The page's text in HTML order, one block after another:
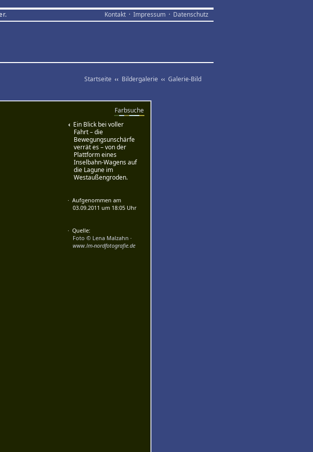
Kontakt · Impressum · Datenschutz
Startseite ‹‹ Bildergalerie ‹‹ Galerie-Bild
Farbsuche
‹ Ein Blick bei voller
Fahrt – die
Bewegungs­unschärfe
verrät es – von der
Plattform eines
Inselbahn-Wagens auf
die Lagune im
Westaußengroden.
· Aufgenommen am
03.09.2011 um 18:05 Uhr
· Quelle:
Foto © Lena Malzahn ·
www.lm-nordfotografie.de